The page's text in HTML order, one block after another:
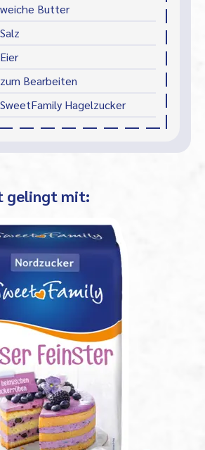
weiche Butter
Salz
Eier
zum Bearbeiten
SweetFamily Hagelzucker
gelingt mit: